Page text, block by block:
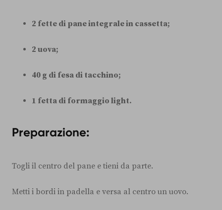
2 fette di pane integrale in cassetta;
2 uova;
40 g di fesa di tacchino;
1 fetta di formaggio light.
Preparazione:
Togli il centro del pane e tieni da parte.
Metti i bordi in padella e versa al centro un uovo.